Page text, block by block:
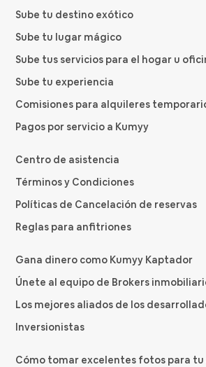
Sube tu destino exótico
Sube tu lugar mágico
Sube tus servicios para el hogar u
Sube tu experiencia
Comisiones para alquileres
Pagos por servicio a Kumyy
Centro de asistencia
Términos y Condiciones
Políticas de Cancelación de reservas
Reglas para anfitriones
Gana dinero como Kumyy Kaptador
Únete al equipo de Brokers
Los mejores aliados de los
Inversionistas
Cómo tomar excelentes fotos para tu